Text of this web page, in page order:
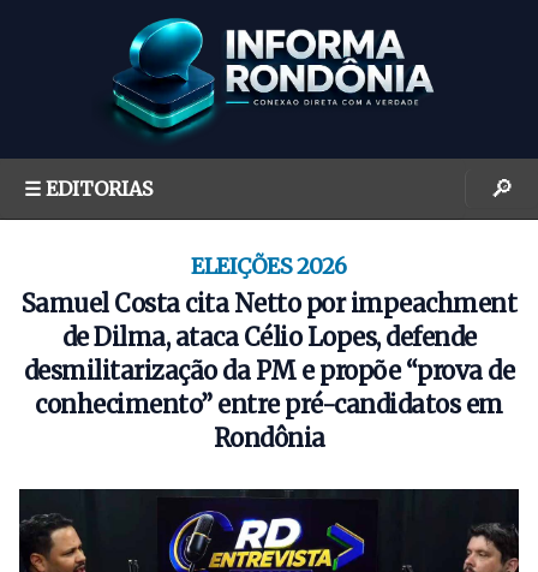
☰ EDITORIAS 🔎
ELEIÇÕES 2026
Samuel Costa cita Netto por impeachment
de Dilma, ataca Célio Lopes, defende
desmilitarização da PM e propõe “prova de
conhecimento” entre pré-candidatos em
Rondônia